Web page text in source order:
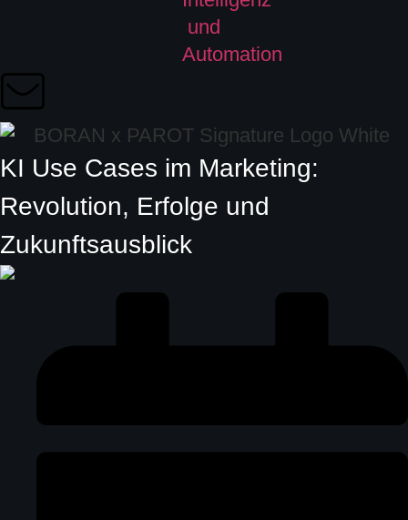
KI Use Cases im Marketing:
Revolution, Erfolge und
Zukunftsausblick